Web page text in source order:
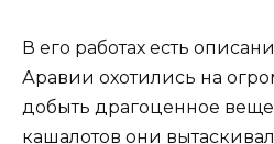
В его работах есть
Аравии охотились на
добыть драгоценное
кашалотов они